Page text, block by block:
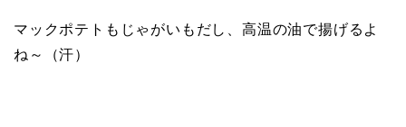
マックポテトもじゃがいもだし、高温の油で揚げるよ
ね～（汗）